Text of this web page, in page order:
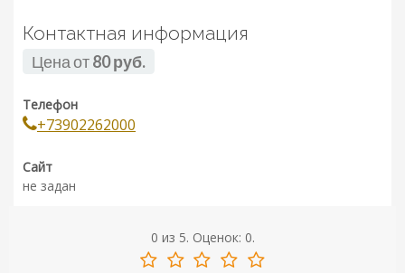
Контактная информация
Цена от80 руб.
Телефон
+73902262000
Сайт
не задан
0 из 5. Оценок: 0.